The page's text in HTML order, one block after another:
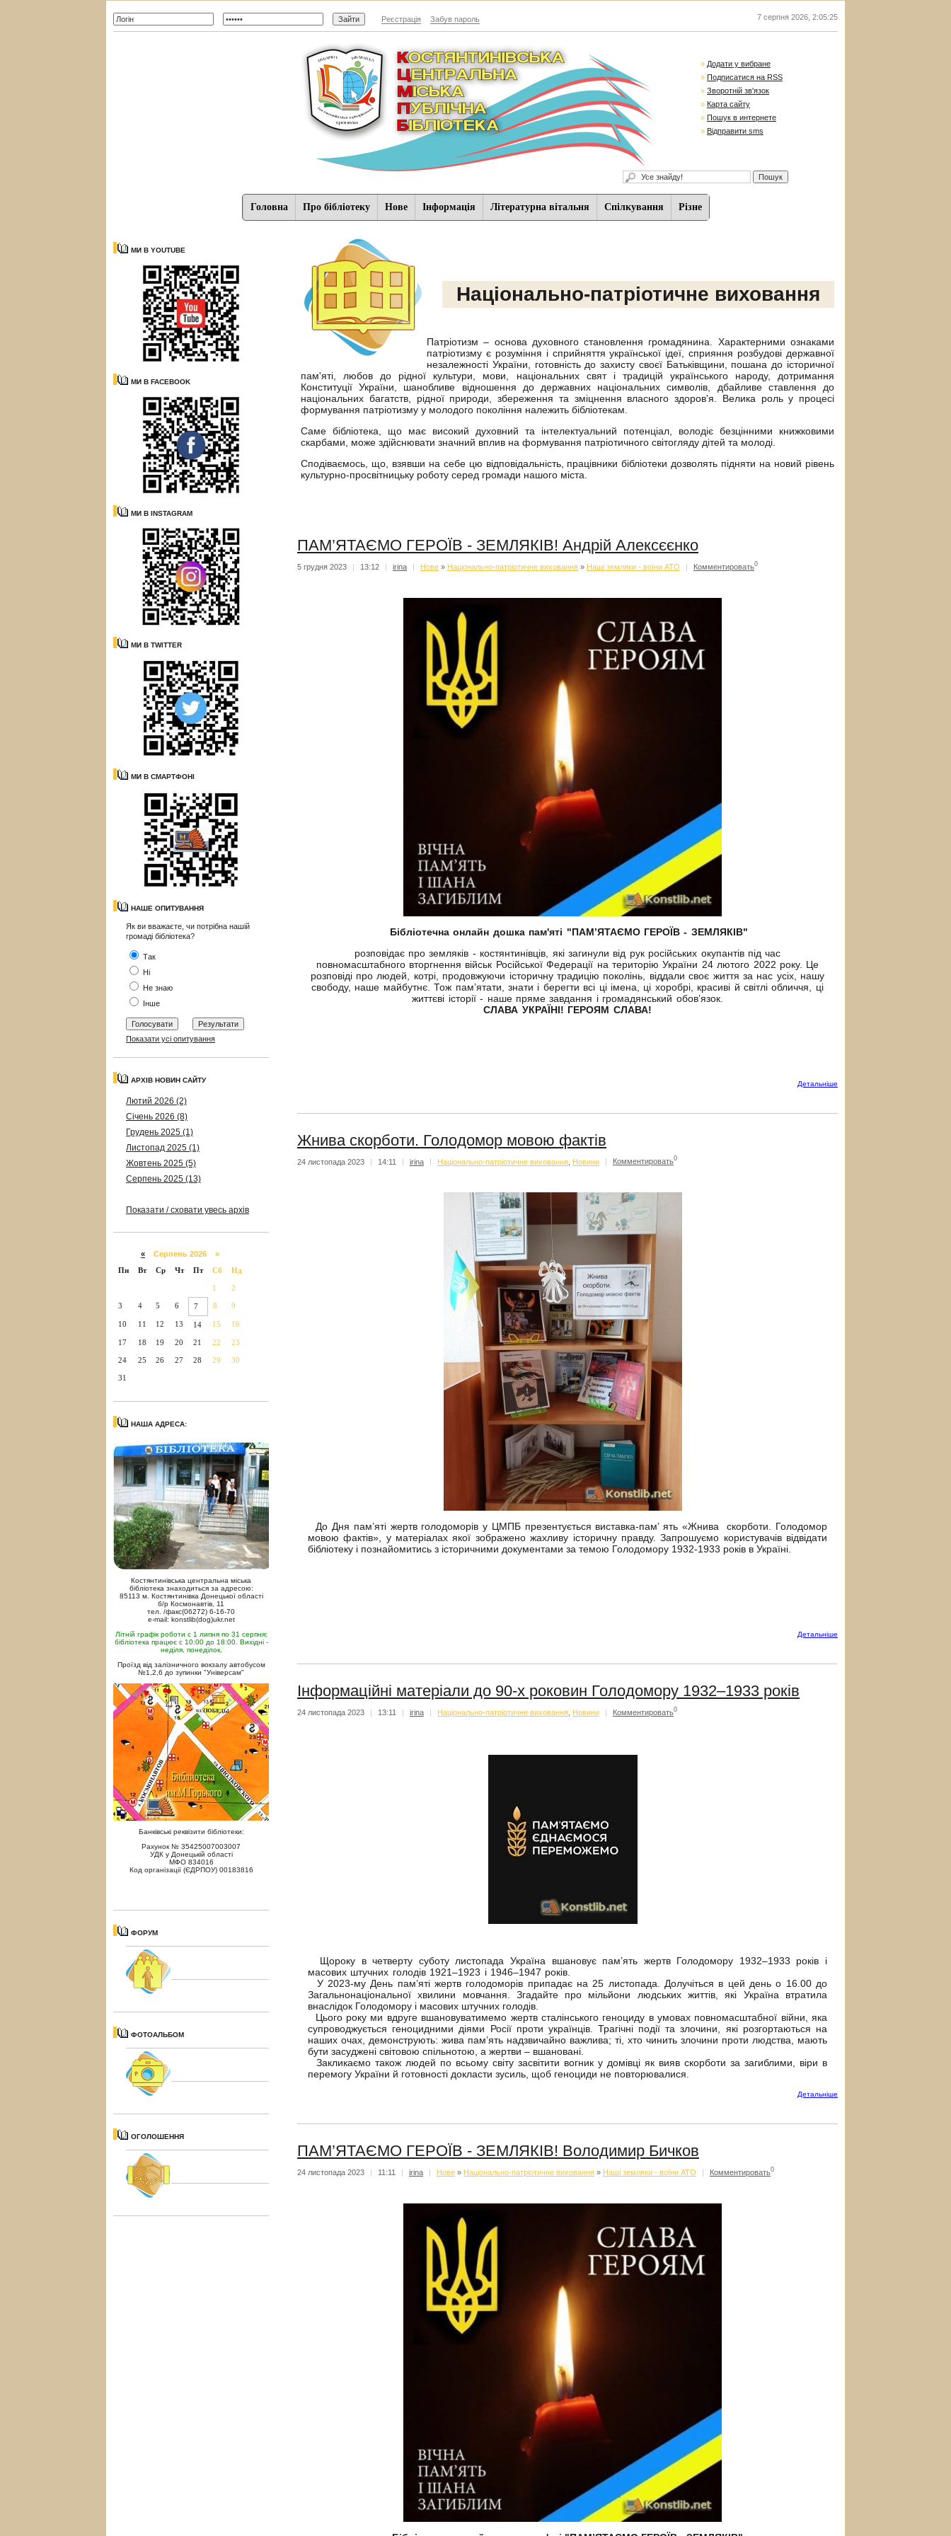
Реєстрація Забув пароль 7 серпня 2026 2:05:26
» Додати у вибране
» Подписатися на RSS
» Зворотній зв'язок
» Карта сайту
» Пошук в интернете
» Відправити sms
Головна Про бібліотеку Нове Iнформацiя Літературна вітальня Спiлкування Різне
МИ В YOUTUBE
МИ В FACEBOOK
МИ В INSTAGRAM
МИ В TWITTER
МИ В СМАРТФОНІ
НАШЕ ОПИТУВАННЯ
Як ви вважаєте, чи потрібна нашій
громаді бібліотека?
Так
Ні
Не знаю
Інше
Показати усі опитування
АРХІВ НОВИН САЙТУ
Лютий 2026 (2)
Січень 2026 (8)
Грудень 2025 (1)
Листопад 2025 (1)
Жовтень 2025 (5)
Серпень 2025 (13)
Показати / сховати увесь архів
« Серпень 2026 »
Пн
Вт Ср Чт Пт Сб Нд
1 2
3 4 5 6 7 8 9
10 11 12 13 14 15 16
17 18 19 20 21 22 23
24 25 26 27 28 29 30
31
НАША АДРЕСА:
Костянтинівська центральна міська
бібліотека знаходиться за адресою:
85113 м. Костянтинівка Донецької області
б/р Космонавтів, 11
тел. /факс(06272) 6-16-70
e-mail: konstlib(dog)ukr.net
Літній графік роботи с 1 липня по 31 серпня:
бібліотека працює с 10:00 до 18:00. Вихідні -
неділя, понеділок.
Проїзд від залізничного вокзалу автобусом
№1,2,6 до зупинки "Універсам"
Банківські реквізити бібліотеки:
Рахунок № 35425007003007
УДК у Донецькій області
МФО 834016
Код організації (ЄДРПОУ) 00183816
ФОРУМ
ФОТОАЛЬБОМ
ОГОЛОШЕННЯ
Національно-патріотичне виховання
Патріотизм – основа духовного становлення громадянина. Характерними ознаками
патріотизму є розуміння і сприйняття української ідеї, сприяння розбудові державної
незалежності України, готовність до захисту своєї Батьківщини, пошана до історичної
пам'яті, любов до рідної культури, мови, національних свят і традицій українського народу, дотримання
Конституції України, шанобливе відношення до державних національних символів, дбайливе ставлення до
національних багатств, рідної природи, збереження та зміцнення власного здоров'я. Велика роль у процесі
формування патріотизму у молодого покоління належить бібліотекам.
Саме бібліотека, що має високий духовний та інтелектуальний потенціал, володіє безцінними книжковими
скарбами, може здійснювати значний вплив на формування патріотичного світогляду дітей та молоді.
Сподіваємось, що, взявши на себе цю відповідальність, працівники бібліотеки дозволять підняти на новий рівень
культурно-просвітницьку роботу серед громади нашого міста.
ПАМ’ЯТАЄМО ГЕРОЇВ - ЗЕМЛЯКІВ! Андрій Алексєєнко
5 грудня 2023 | 13:12 | irina | Нове » Національно-патріотичне виховання » Наші земляки - воїни АТО | Комментировать0
Бібліотечна онлайн дошка пам'яті "ПАМ’ЯТАЄМО ГЕРОЇВ - ЗЕМЛЯКІВ"
розповідає про земляків - костянтинівців, які загинули від рук російських окупантів під час
повномасштабного вторгнення військ Російської Федерації на територію України 24 лютого 2022 року. Це
розповіді про людей, котрі, продовжуючи історичну традицію поколінь, віддали своє життя за нас усіх, нашу
свободу, наше майбутнє. Тож пам’ятати, знати і берегти всі ці імена, ці хоробрі, красиві й світлі обличчя, ці
життєві історії - наше пряме завдання і громадянський обов’язок.
СЛАВА УКРАЇНІ! ГЕРОЯМ СЛАВА!
Детальнiше
Жнива скорботи. Голодомор мовою фактів
24 листопада 2023 14:11 irina Національно-патріотичне виховання Новини Комментировать0
До Дня пам’яті жертв голодоморів у ЦМПБ презентується виставка-пам’ ять «Жнива скорботи. Голодомор
мовою фактів», у матеріалах якої зображено жахливу історичну правду. Запрошуємо користувачів відвідати
бібліотеку і познайомитись з історичними документами за темою Голодомору 1932-1933 років в Україні.
Детальнiше
Інформаційні матеріали до 90-х роковин Голодомору 1932–1933 років
24 листопада 2023 | 13:11 | irina | Національно-патріотичне виховання Новини | Комментировать0
Щороку в четверту суботу листопада Україна вшановує пам’ять жертв Голодомору 1932–1933 років і
масових штучних голодів 1921–1923 і 1946–1947 років.
У 2023-му День пам’яті жертв голодоморів припадає на 25 листопада. Долучіться в цей день о 16.00 до
Загальнонаціональної хвилини мовчання. Згадайте про мільйони людських життів, які Україна втратила
внаслідок Голодомору і масових штучних голодів.
Цього року ми вдруге вшановуватимемо жертв сталінського геноциду в умовах повномасштабної війни, яка
супроводжується геноцидними діями Росії проти українців. Трагічні події та злочини, які розгортаються на
наших очах, демонструють: жива пам’ять надзвичайно важлива; ті, хто чинить злочини проти людства, мають
бути засуджені світовою спільнотою, а жертви – вшановані.
Закликаємо також людей по всьому світу засвітити вогник у домівці як вияв скорботи за загиблими, віри в
перемогу України й готовності докласти зусиль, щоб геноциди не повторювалися.
Детальнiше
ПАМ’ЯТАЄМО ГЕРОЇВ - ЗЕМЛЯКІВ! Володимир Бичков
24 листопада 2023 | 11:11 | irina | Нове » Національно-патріотичне виховання » Наші земляки - воїни АТО | Комментировать0